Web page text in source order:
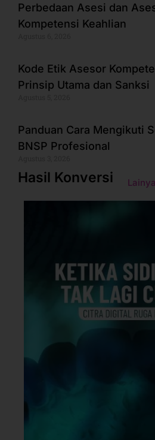
Perbedaan Asesi dan
Kompetensi Keahlian
Kode Etik Asesor
Prinsip Utama dan Sanksi
Panduan Cara Mengikuti
BNSP Profesional
Hasil Konversi